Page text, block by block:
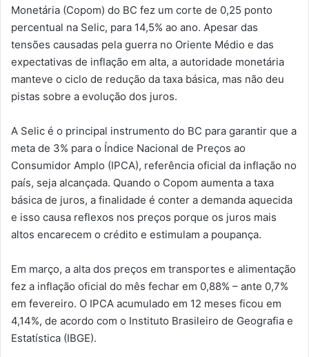
Monetária (Copom) do BC fez um corte de 0,25 ponto
percentual na Selic, para 14,5% ao ano. Apesar das
tensões causadas pela guerra no Oriente Médio e das
expectativas de inflação em alta, a autoridade monetária
manteve o ciclo de redução da taxa básica, mas não deu
pistas sobre a evolução dos juros.
A Selic é o principal instrumento do BC para garantir que a
meta de 3% para o Índice Nacional de Preços ao
Consumidor Amplo (IPCA), referência oficial da inflação no
país, seja alcançada. Quando o Copom aumenta a taxa
básica de juros, a finalidade é conter a demanda aquecida
e isso causa reflexos nos preços porque os juros mais
altos encarecem o crédito e estimulam a poupança.
Em março, a alta dos preços em transportes e alimentação
fez a inflação oficial do mês fechar em 0,88% – ante 0,7%
em fevereiro. O IPCA acumulado em 12 meses ficou em
4,14%, de acordo com o Instituto Brasileiro de Geografia e
Estatística (IBGE).